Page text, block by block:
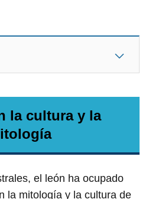
la cultura y la
el león ha ocupado
la mitología y la cultura de